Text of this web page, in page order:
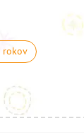
rokov